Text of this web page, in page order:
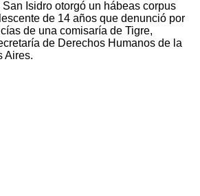
Isidro otorgó un hábeas corpus
de 14 años que denunció por
de una comisaría de Tigre,
de Derechos Humanos de la
Aires.